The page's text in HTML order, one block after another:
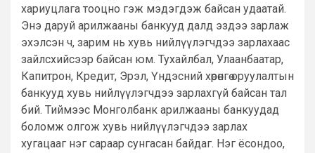
хариуцлага тооцно гэж мэдэгдэж байсан удаатай.
Энэ даруй арилжааны банкууд далд эздээ зарлаж
эхэлсэн ч, зарим нь хувь нийлүүлэгчдээ зарлахаас
зайлсхийсээр байсан юм. Тухайлбал, Улаанбаатар,
Капитрон, Кредит, Эрэл, Үндэсний хөрөнгө оруулалтын
банкууд хувь нийлүүлэгчдээ зарлахгүй байсан тал
бий. Тиймээс Монголбанк арилжааны банкуудад
боломж олгож хувь нийлүүлэгчдээ зарлах
хугацааг нэг сараар сунгасан байдаг. Нэг ёсондоо,